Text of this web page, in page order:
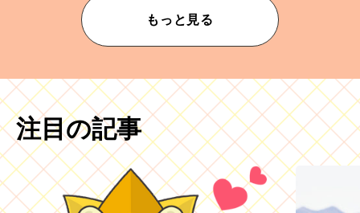
もっと見る
注目の記事